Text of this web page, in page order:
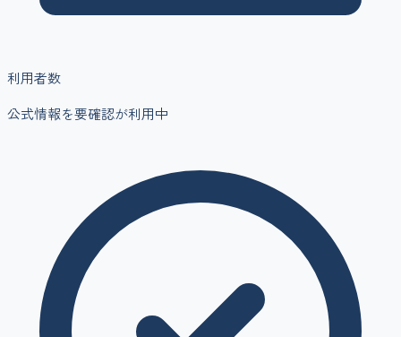
利用者数
公式情報を要確認が利用中